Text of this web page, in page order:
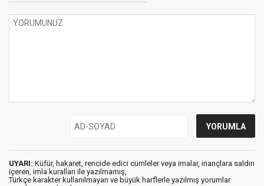
UYARI: Küfür, hakaret, rencide edici cümleler veya imalar, inançlara saldırı
içeren, imla kuralları ile yazılmamış,
Türkçe karakter kullanılmayan ve büyük harflerle yazılmış yorumlar